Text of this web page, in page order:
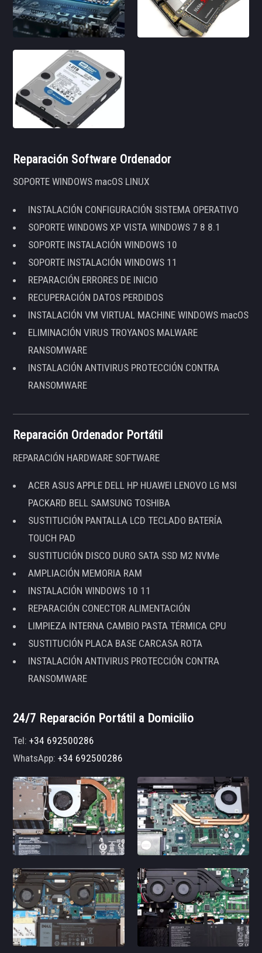
Reparación Software Ordenador
SOPORTE WINDOWS macOS LINUX
INSTALACIÓN CONFIGURACIÓN SISTEMA OPERATIVO
SOPORTE WINDOWS XP VISTA WINDOWS 7 8 8.1
SOPORTE INSTALACIÓN WINDOWS 10
SOPORTE INSTALACIÓN WINDOWS 11
REPARACIÓN ERRORES DE INICIO
RECUPERACIÓN DATOS PERDIDOS
INSTALACIÓN VM VIRTUAL MACHINE WINDOWS macOS
ELIMINACIÓN VIRUS TROYANOS MALWARE
RANSOMWARE
INSTALACIÓN ANTIVIRUS PROTECCIÓN CONTRA
RANSOMWARE
Reparación Ordenador Portátil
REPARACIÓN HARDWARE SOFTWARE
ACER ASUS APPLE DELL HP HUAWEI LENOVO LG MSI
PACKARD BELL SAMSUNG TOSHIBA
SUSTITUCIÓN PANTALLA LCD TECLADO BATERÍA
TOUCH PAD
SUSTITUCIÓN DISCO DURO SATA SSD M2 NVMe
AMPLIACIÓN MEMORIA RAM
INSTALACIÓN WINDOWS 10 11
REPARACIÓN CONECTOR ALIMENTACIÓN
LIMPIEZA INTERNA CAMBIO PASTA TÉRMICA CPU
SUSTITUCIÓN PLACA BASE CARCASA ROTA
INSTALACIÓN ANTIVIRUS PROTECCIÓN CONTRA
RANSOMWARE
24/7 Reparación Portátil a Domicilio
Tel:+34 692500286
WhatsApp:+34 692500286